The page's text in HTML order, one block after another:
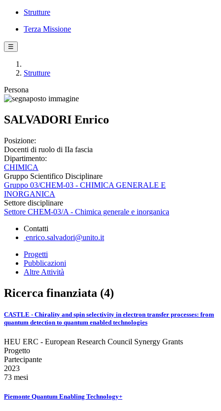
Strutture
Terza Missione
☰
Strutture
Persona
SALVADORI Enrico
Posizione:
Docenti di ruolo di IIa fascia
Dipartimento:
CHIMICA
Gruppo Scientifico Disciplinare
Gruppo 03/CHEM-03 - CHIMICA GENERALE E
INORGANICA
Settore disciplinare
Settore CHEM-03/A - Chimica generale e inorganica
Contatti
enrico.salvadori@unito.it
Progetti
Pubblicazioni
Altre Attività
Ricerca finanziata (4)
CASTLE - Chirality and spin selectivity in electron transfer processes: from
quantum detection to quantum enabled technologies
HEU ERC - European Research Council Synergy Grants
Progetto
Partecipante
2023
73 mesi
Piemonte Quantum Enabling Technology+